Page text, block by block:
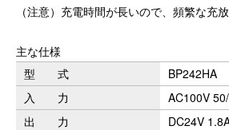
（注意）充電時間が長いので、頻繁な充
主な仕様
型 式
BP242HA
入 力
AC100V
出 力
DC24V